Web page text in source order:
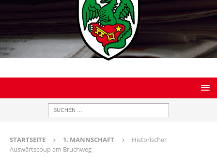
STARTSEITE 1. MANNSCHAFT
Historischer
Auswärtscoup am Bruchweg